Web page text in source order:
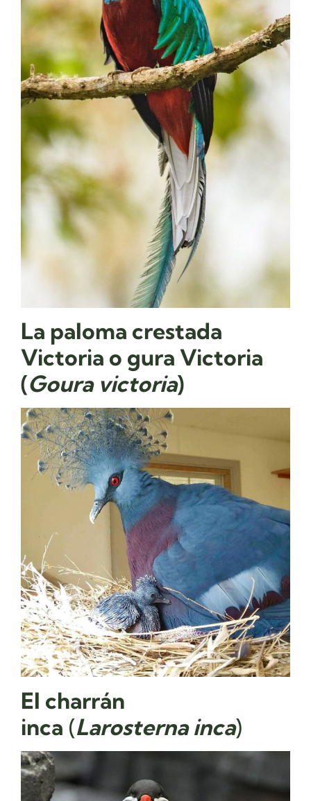
La paloma crestada
Victoria​ o gura Victoria​
(Goura victoria)
El charrán
inca (Larosterna inca)
Cada árbolcuenta una
historia
El jardín botánico y miles de árboles del bosque
necesitan cuidado constante. Ayúdanos a
¡DONA HOY!